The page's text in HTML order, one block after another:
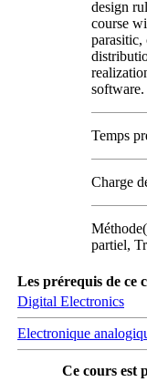
design
course
software.
Temps
Charge
partiel,
Les prérequis de ce
Digital Electronics
Electronique
Ce cours est